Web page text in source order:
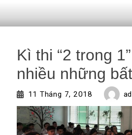
Kì thi “2 trong
nhiều những
11 Tháng 7, 2018